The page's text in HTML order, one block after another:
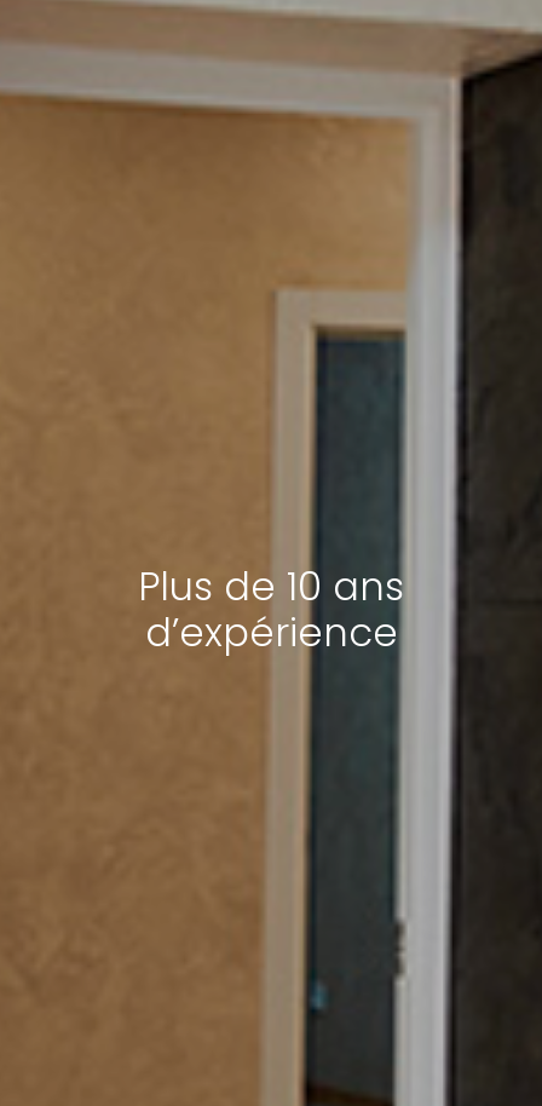
Plus de 10 ans
d’expérience